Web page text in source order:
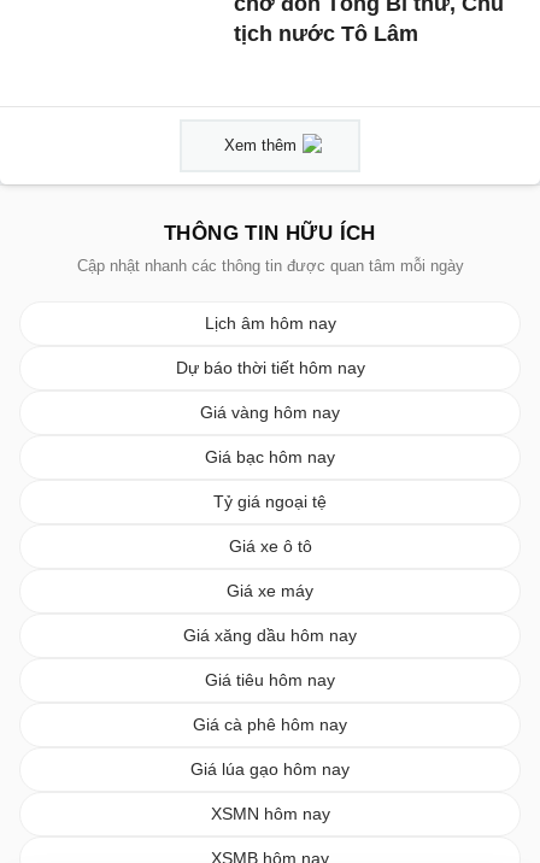
tịch nước Tô Lâm
Xem thêm
THÔNG TIN HỮU ÍCH
Cập nhật nhanh các thông tin được quan tâm mỗi ngày
Lịch âm hôm nay
Dự báo thời tiết hôm nay
Giá vàng hôm nay
Giá bạc hôm nay
Tỷ giá ngoại tệ
Giá xe ô tô
Giá xe máy
Giá xăng dầu hôm nay
Giá tiêu hôm nay
Giá cà phê hôm nay
Giá lúa gạo hôm nay
XSMN hôm nay
XSMB hôm nay